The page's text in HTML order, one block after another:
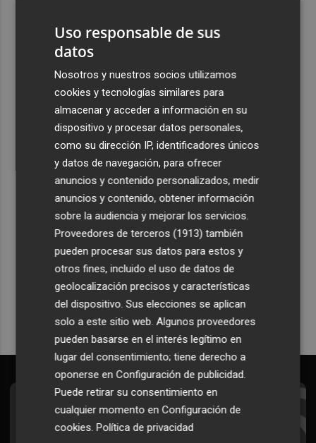
pueblo: "Allá donde voy siempre digo que soy de Foios"
Foios se vuelca con Ferran Torres
La serie murciana protagonizada por un conejo de
peluche malhablado y gamberro que triunfa en las
redes: así es 'Yván y Lolo'
Recibe toda la actualidad de
Plaza Podcast en tu correo
Quiero suscribirme
Suscríbete al Boletín
Todos los días a primera hora en tu email
Uso responsable de sus
datos
Nosotros y nuestros socios utilizamos
cookies y tecnologías similares para
almacenar y acceder a información en su
dispositivo y procesar datos personales,
como su dirección IP, identificadores únicos
y datos de navegación, para ofrecer
anuncios y contenido personalizados, medir
anuncios y contenido, obtener información
sobre la audiencia y mejorar los servicios.
Proveedores de terceros (1913) también
pueden procesar sus datos para estos y
otros fines, incluido el uso de datos de
geolocalización precisos y características
del dispositivo. Sus elecciones se aplican
solo a este sitio web. Algunos proveedores
pueden basarse en el interés legítimo en
lugar del consentimiento; tiene derecho a
oponerse enConfiguración de publicidad
Puede retirar su consentimiento en
cualquier momento enConfiguración de
cookies .Política de privacidad